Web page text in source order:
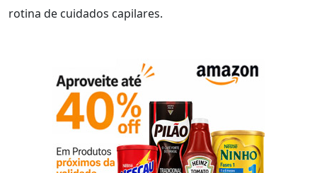
rotina de cuidados capilares.